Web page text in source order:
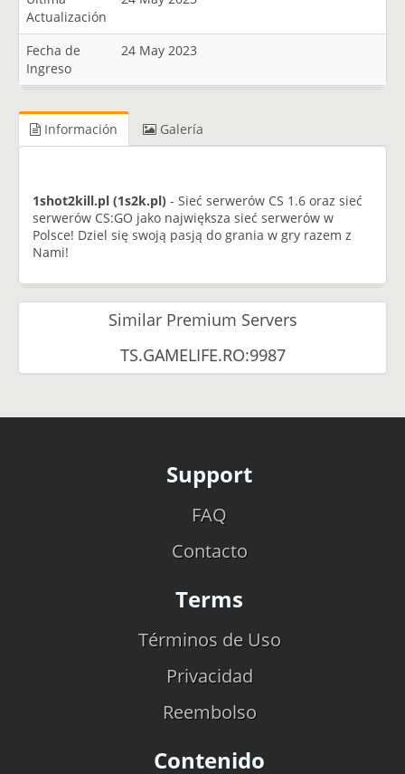
Actualización
Fecha de
Ingreso
24 May 2023
Información Galería
1shot2kill.pl (1s2k.pl) - Sieć serwerów CS 1.6 oraz sieć
serwerów CS:GO jako największa sieć serwerów w
Polsce! Dziel się swoją pasją do grania w gry razem z
Nami!
Similar Premium Servers
TS.GAMELIFE.RO:9987
Support
FAQ
Contacto
Terms
Términos de Uso
Privacidad
Reembolso
Contenido